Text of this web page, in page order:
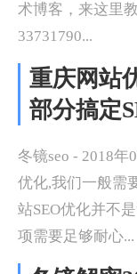
术博客，来这里
33731790...
重庆网站
部分搞定
冬镜seo - 2018年
优化,我们一般需
站SEO优化并不
项需要足够耐心...